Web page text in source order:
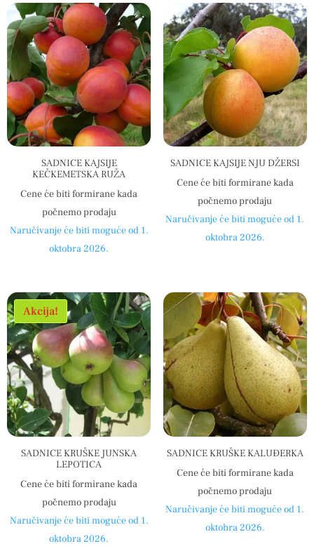
SADNICE KAJSIJE
KEČKEMETSKA RUŽA
Cene će biti formirane kada
počnemo prodaju
Naručivanje će biti moguće od 1.
oktobra 2026.
SADNICE KAJSIJE NJU DŽERSI
Cene će biti formirane kada
počnemo prodaju
Naručivanje će biti moguće od 1.
oktobra 2026.
Akcija!
SADNICE KRUŠKE JUNSKA
LEPOTICA
Cene će biti formirane kada
počnemo prodaju
Naručivanje će biti moguće od 1.
oktobra 2026.
SADNICE KRUŠKE KALUĐERKA
Cene će biti formirane kada
počnemo prodaju
Naručivanje će biti moguće od 1.
oktobra 2026.